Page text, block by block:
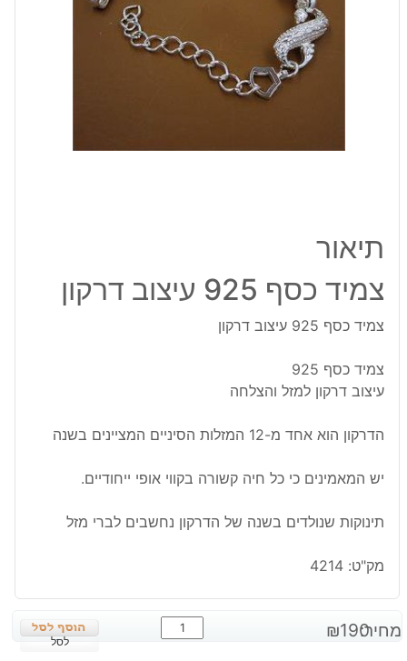
תיאור
צמיד כסף 925 עיצוב דרקון
צמיד כסף 925 עיצוב דרקון
צמיד כסף 925
עיצוב דרקון למזל והצלחה
הדרקון הוא אחד מ-12 המזלות הסיניים המציינים בשנה
יש המאמינים כי כל חיה קשורה בקווי אופי ייחודיים.
תינוקות שנולדים בשנה של הדרקון נחשבים לברי מזל
מק"ט: 4214
מחיר: ₪190
כמות
של
לסל